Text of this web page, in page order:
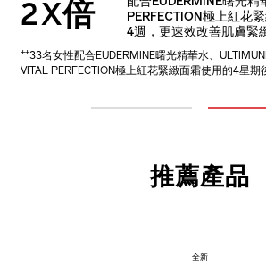
1.7X倍
配合EUDERMINE曙光精
4週提升肌膚免疫防禦力+
用的4星期測試結果
2X倍
PERFECTION極上紅花
4週，更速效改善肌膚緊
++33名女性配合EUDERMINE曙光精華水、
VITAL PERFECTION極上紅花緊緻面霜使用的4星期
推薦產品
全新